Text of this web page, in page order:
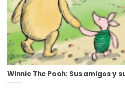
Winnie The Pooh: Sus amigos y